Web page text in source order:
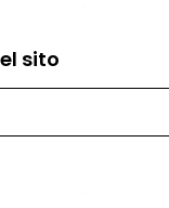
sito